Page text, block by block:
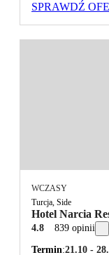
SPRAWDŹ
WCZASY
Turcja, Side
Hotel Narcia
4.8 839 opinii
Termin 21.10 -